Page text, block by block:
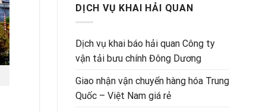
DỊCH VỤ KHAI HẢI QUAN
Dịch vụ khai báo hải quan Công ty
vận tải bưu chính Đông Dương
Giao nhận vận chuyển hàng hóa Trung
Quốc – Việt Nam giá rẻ